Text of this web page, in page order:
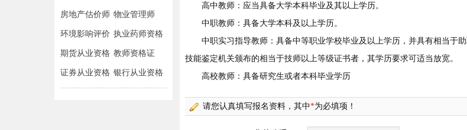
房地产估价师 物业管理师
环境影响评价
师
执业药师资格
期货从业资格 教师资格证
证券从业资格 银行从业资格
高中教师：应当具备大学本科毕业及其以上学历。
中职教师：具备大学本科及以上学历。
中职实习指导教师：具备中等职业学校毕业及以上学历，并具有相当于
技能鉴定机关颁布的相当于技师以上等级证书者，其学历要求可适当放宽。
高校教师：具备研究生或者本科毕业学历